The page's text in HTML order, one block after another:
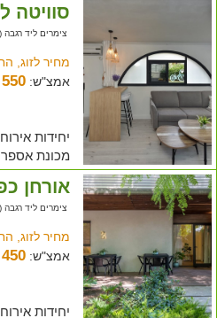
סוויטה
צימרים ליד רגבה
מחיר לזוג,
אמצ"ש:550
מכונת
אורחן
צימרים ליד רגבה
מחיר לזוג,
אמצ"ש:450